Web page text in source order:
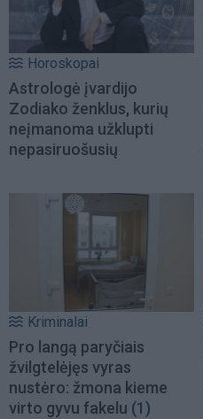
Horoskopai
Astrologė įvardijo
Zodiako ženklus, kurių
neįmanoma užklupti
nepasiruošusių
Kriminalai
Pro langą paryčiais
žvilgtelėjęs vyras
nustėro: žmona kieme
virto gyvu fakelu (1)